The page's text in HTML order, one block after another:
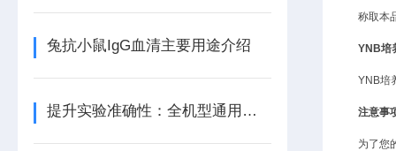
兔抗小鼠IgG血清主要用途介绍
提升实验准确性：全机型通用荧光定量试剂的选择技巧
称取本
YNB培
YNB培
注意事
为了您